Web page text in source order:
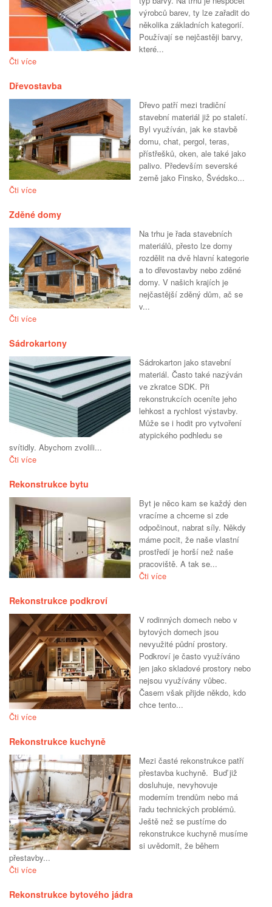
výrobců barev, ty lze zařadit do
několika základních kategorií.
Používají se nejčastěji barvy,
které...
Čti více
Dřevostavba
Dřevo patří mezi tradiční
stavební materiál již po staletí.
Byl využíván, jak ke stavbě
domu, chat, pergol, teras,
přístřešků, oken, ale také jako
palivo. Především severské
země jako Finsko, Švédsko...
Čti více
Zděné domy
Na trhu je řada stavebních
materiálů, přesto lze domy
rozdělit na dvě hlavní kategorie
a to dřevostavby nebo zděné
domy. V našich krajích je
nejčastější zděný dům, ač se
v...
Čti více
Sádrokartony
Sádrokarton jako stavební
materiál. Často také nazýván
ve zkratce SDK. Při
rekonstrukcích oceníte jeho
lehkost a rychlost výstavby.
Může se i hodit pro vytvoření
atypického podhledu se
svítidly. Abychom zvolili...
Čti více
Rekonstrukce bytu
Byt je něco kam se každý den
vracíme a chceme si zde
odpočinout, nabrat síly. Někdy
máme pocit, že naše vlastní
prostředí je horší než naše
pracoviště. A tak se...
Čti více
Rekonstrukce podkroví
V rodinných domech nebo v
bytových domech jsou
nevyužité půdní prostory.
Podkroví je často využíváno
jen jako skladové prostory nebo
nejsou využívány vůbec.
Časem však přijde někdo, kdo
chce tento...
Čti více
Rekonstrukce kuchyně
Mezi časté rekonstrukce patří
přestavba kuchyně. Buď již
dosluhuje, nevyhovuje
moderním trendům nebo má
řadu technických problémů.
Ještě než se pustíme do
rekonstrukce kuchyně musíme
si uvědomit, že během
přestavby...
Čti více
Rekonstrukce bytového jádra